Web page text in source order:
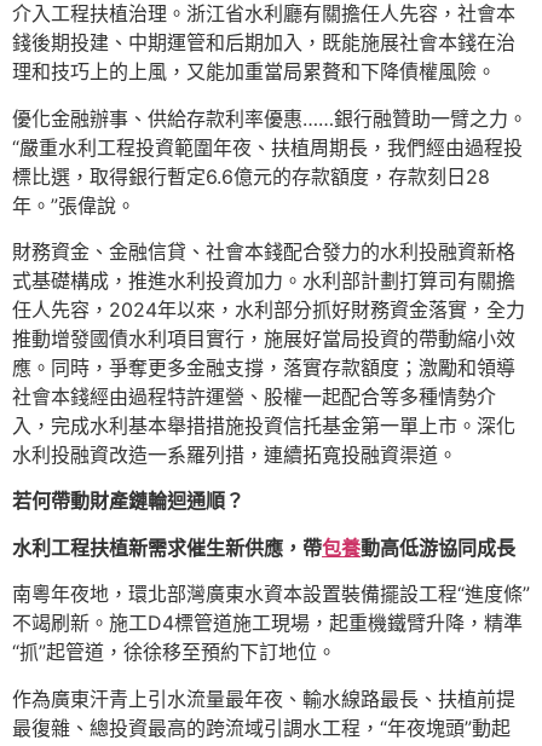
介入工程扶植治理。浙江省水利廳有關擔任人先容，社會本
錢後期投建、中期運管和后期加入，既能施展社會本錢在治
理和技巧上的上風，又能加重當局累贅和下降債權風險。
優化金融辦事、供給存款利率優惠……銀行融贊助一臂之力。
“嚴重水利工程投資範圍年夜、扶植周期長，我們經由過程投
標比選，取得銀行暫定6.6億元的存款額度，存款刻日28
年。”張偉說。
財務資金、金融信貸、社會本錢配合發力的水利投融資新格
式基礎構成，推進水利投資加力。水利部計劃打算司有關擔
任人先容，2024年以來，水利部分抓好財務資金落實，全力
推動增發國債水利項目實行，施展好當局投資的帶動縮小效
應。同時，爭奪更多金融支撐，落實存款額度；激勵和領導
社會本錢經由過程特許運營、股權一起配合等多種情勢介
入，完成水利基本舉措措施投資信托基金第一單上市。深化
水利投融資改造一系羅列措，連續拓寬投融資渠道。
若何帶動財產鏈輪迴通順？
水利工程扶植新需求催生新供應，帶包養動高低游協同成長
南粵年夜地，環北部灣廣東水資本設置裝備擺設工程“進度條”
不竭刷新。施工D4標管道施工現場，起重機鐵臂升降，精準
“抓”起管道，徐徐移至預約下訂地位。
作為廣東汗青上引水流量最年夜、輸水線路最長、扶植前提
最復雜、總投資最高的跨流域引調水工程，“年夜塊頭”動起